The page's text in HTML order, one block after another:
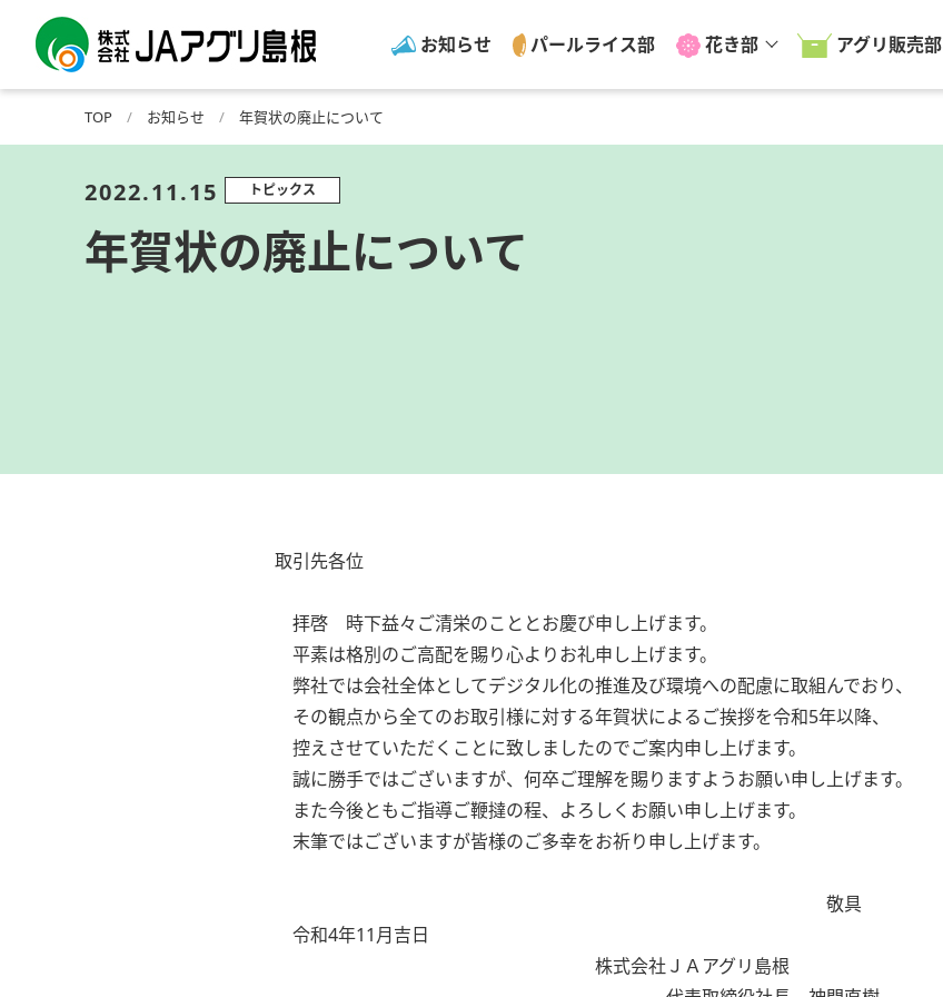
お知らせ パールライス部 花き部 アグリ販売部
TOP お知らせ 年賀状の廃止について
2022.11.15 トピックス
年賀状の廃止について
取引先各位
拝啓 時下益々ご清栄のこととお慶び申し上げます。
平素は格別のご高配を賜り心よりお礼申し上げます。
弊社では会社全体としてデジタル化の推進及び環境への配慮に取組んでおり、
その観点から全てのお取引様に対する年賀状によるご挨拶を令和5年以降、
控えさせていただくことに致しましたのでご案内申し上げます。
誠に勝手ではございますが、何卒ご理解を賜りますようお願い申し上げます。
また今後ともご指導ご鞭撻の程、よろしくお願い申し上げます。
末筆ではございますが皆様のご多幸をお祈り申し上げます。
敬具
令和4年11月吉日
株式会社ＪＡアグリ島根